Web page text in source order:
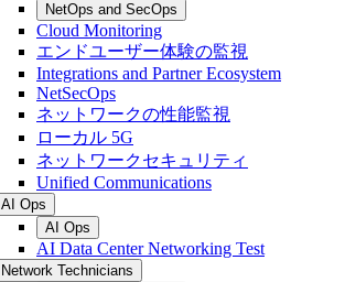
NetOps and SecOps
Cloud Monitoring
エンドユーザー体験の監視
Integrations and Partner Ecosystem
NetSecOps
ネットワークの性能監視
ローカル 5G
ネットワークセキュリティ
Unified Communications
AI Ops
AI Ops
AI Data Center Networking Test
Network Technicians